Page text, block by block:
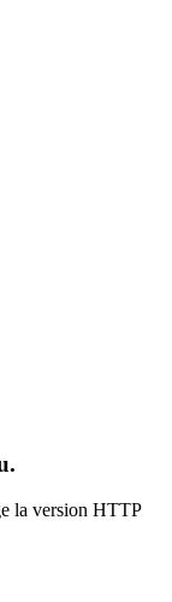
la version HTTP